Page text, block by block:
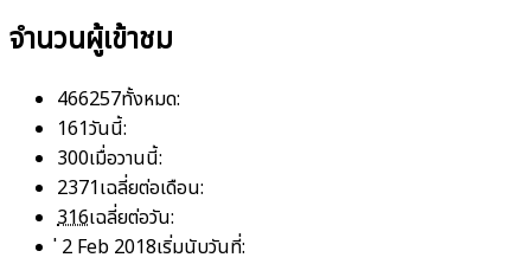
จำนวนผู้เข้าชม
466257ทั้งหมด:
161วันนี้:
300เมื่อวานนี้:
2371เฉลี่ยต่อเดือน:
316เฉลี่ยต่อวัน:
่ 2 Feb 2018เริ่มนับวันที่: